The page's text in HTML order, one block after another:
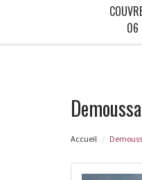
06
Accueil